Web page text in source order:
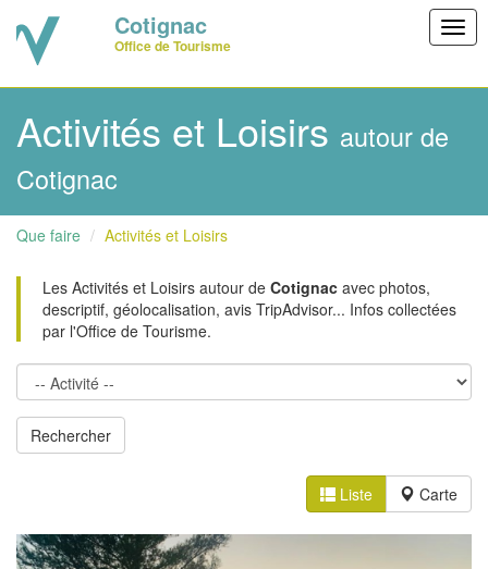
Cotignac
Office de Tourisme
Activités et Loisirs autour de
Cotignac
Que faire Activités et Loisirs
Les Activités et Loisirs autour de Cotignac avec photos,
descriptif, géolocalisation, avis TripAdvisor... Infos collectées
par l'Office de Tourisme.
Liste Carte